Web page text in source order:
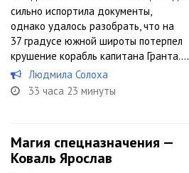
сильно испортила документы,
однако удалось разобрать, что на
37 градусе южной широты потерпел
крушение корабль капитана Гранта....
Людмила Солоха
33 часа 23 минуты
Магия спецназначения —
Коваль Ярослав